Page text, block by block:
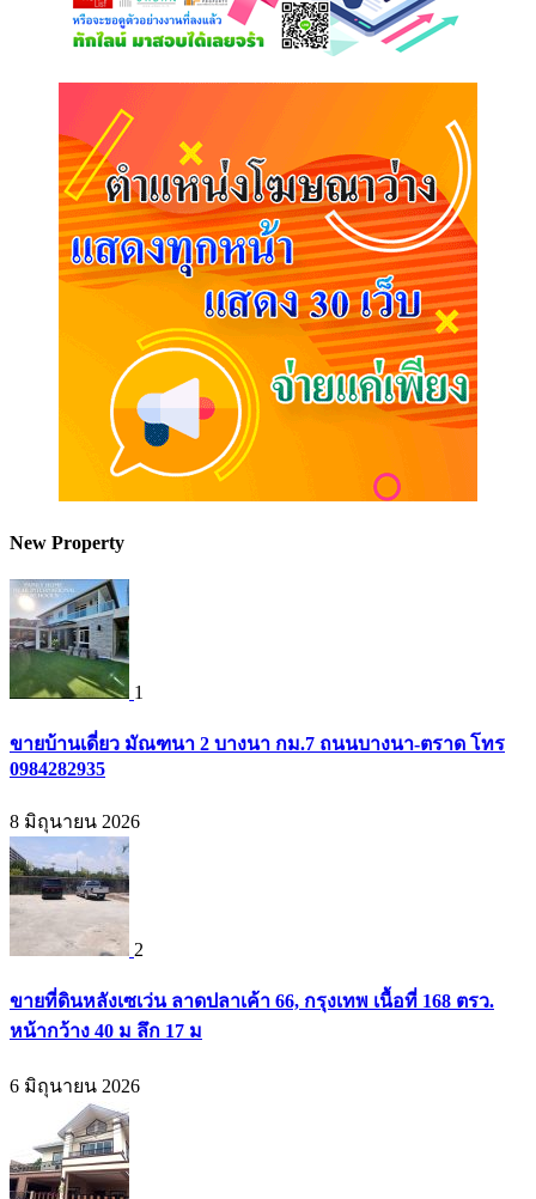
New Property
1
ขายบ้านเดี่ยว มัณฑนา 2 บางนา กม.7 ถนนบางนา-ตราด โทร
0984282935
8 มิถุนายน 2026
2
ขายที่ดินหลังเซเว่น ลาดปลาเค้า 66, กรุงเทพ เนื้อที่ 168 ตรว.
หน้ากว้าง 40 ม ลึก 17 ม
6 มิถุนายน 2026